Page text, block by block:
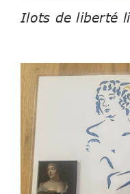
Ilots de liberté